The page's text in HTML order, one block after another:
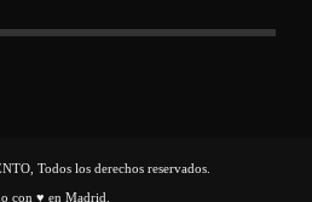
Todos los derechos reservados.
con ♥ en Madrid.